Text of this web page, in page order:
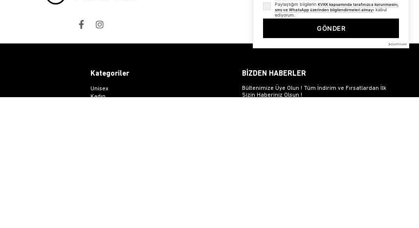
Kategoriler
Unisex
Kadın
BİZDEN HABERLER
Bültenimize Üye Olun ! Tüm İndirim ve Fırsatlardan İlk
Sizin Haberiniz Olsun !
Paylaştığım bilgilerin KVKK kapsamında tarafınızca korunmasını,
sms ve WhatsApp üzerinden bilgilendirmeleri almayı kabul
ediyorum.
GÖNDER